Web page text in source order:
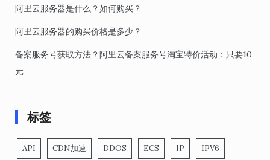
阿里云服务器是什么？如何购买？
阿里云服务器的购买价格是多少？
备案服务号获取方法？阿里云备案服务号淘宝特价活动：只要10
元
标签
API CDN加速 DDOS ECS IP IPV6